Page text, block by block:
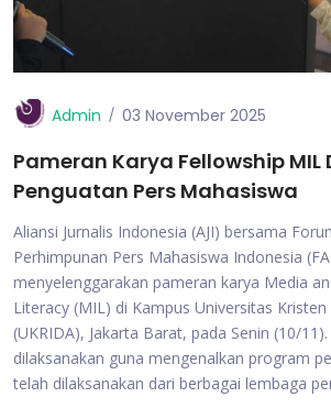
Admin 03 November 2025
Pameran Karya Fellowship MIL
Penguatan Pers Mahasiswa
Aliansi Jurnalis Indonesia (AJI) bersama
Perhimpunan Pers Mahasiswa Indonesia
menyelenggarakan pameran karya Media
Literacy (MIL) di Kampus Universitas Kristen
(UKRIDA), Jakarta Barat, pada Senin (10/
dilaksanakan guna mengenalkan program
telah dilaksanakan dari berbagai lembaga